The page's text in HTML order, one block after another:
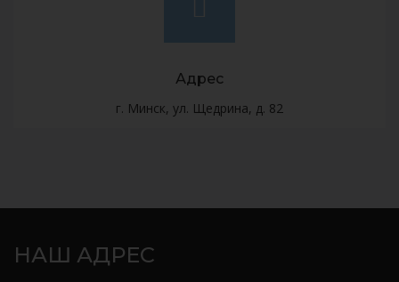
Адрес
г. Минск, ул. Щедрина, д. 82
НАШ АДРЕС